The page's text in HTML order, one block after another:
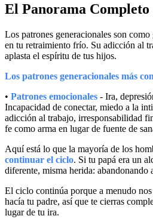
El Panorama Completo
Los patrones generacionales son
en tu retraimiento frío. Su adicción al
aplasta el espíritu de tus hijos.
Los patrones generacionales más
• Patrones emocionales - Ira,
Incapacidad de conectar, miedo a la
adicción al trabajo, irresponsabilidad
fe como arma en lugar de fuente de
Aquí está lo que la mayoría de los
continuar el ciclo. Si tu papá era un
diferente, misma herida:
El ciclo continúa porque a menudo
hacía tu padre, así que te cierras
lugar de tu ira.